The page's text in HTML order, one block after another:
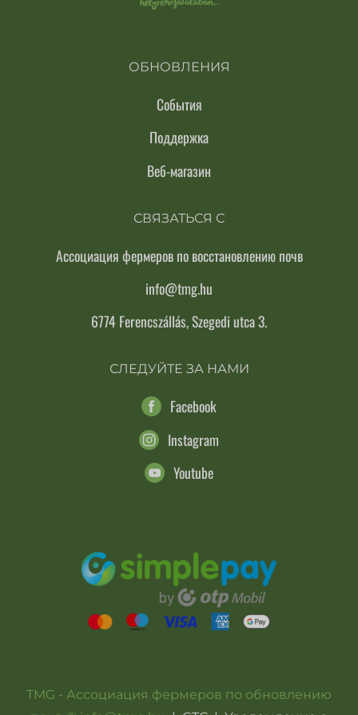
ОБНОВЛЕНИЯ
События
Поддержка
Веб-магазин
СВЯЗАТЬСЯ С
Ассоциация фермеров по восстановлению почв
info@tmg.hu
6774 Ferencszállás, Szegedi utca 3.
СЛЕДУЙТЕ ЗА НАМИ
Facebook
Instagram
Youtube
TMG - Ассоциация фермеров по обновлению